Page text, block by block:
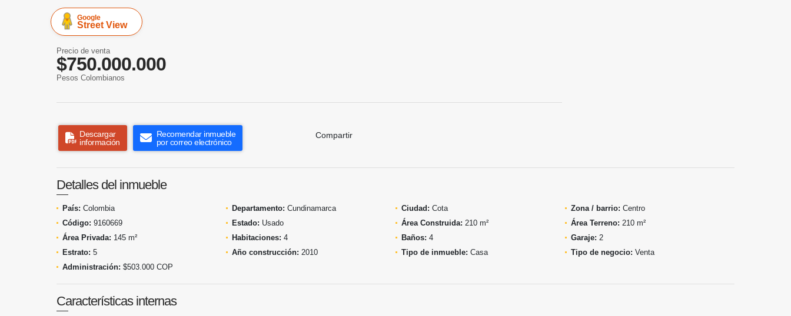
Google
Street View
Precio de venta
$750.000.000
Pesos Colombianos
Descargar
información
Recomendar inmueble
por correo electrónico
Compartir
Detalles del inmueble
País: Colombia Departamento: Cundinamarca Ciudad: Cota Zona / barrio: Centro
Código: 9160669 Estado: Usado Área Construida: 210 m² Área Terreno: 210 m²
Área Privada: 145 m² Habitaciones: 4 Baños: 4 Garaje: 2
Estrato: 5 Año construcción: 2010 Tipo de inmueble: Casa Tipo de negocio: Venta
Administración: $503.000 COP
Características internas